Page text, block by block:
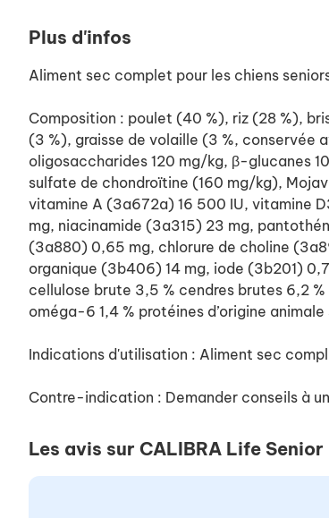
Plus d'infos
Aliment sec complet pour les chiens
Composition : poulet (40 %), riz (28 %),
(3 %), graisse de volaille (3 %, conservée
oligosaccharides 120 mg/kg, β-glucanes
sulfate de chondroïtine (160 mg/kg),
vitamine A (3a672a) 16 500 IU, vitamine
mg, niacinamide (3a315) 23 mg,
(3a880) 0,65 mg, chlorure de choline
organique (3b406) 14 mg, iode (3b201)
cellulose brute 3,5 % cendres brutes 6,2
oméga-6 1,4 % protéines d’origine
Indications d'utilisation : Aliment sec
Contre-indication : Demander conseils à
Les avis sur CALIBRA Life